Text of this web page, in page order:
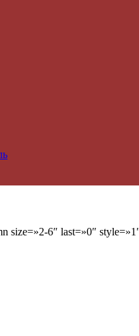
size=»2-6″ last=»0″